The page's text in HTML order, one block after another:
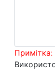
Примітка: